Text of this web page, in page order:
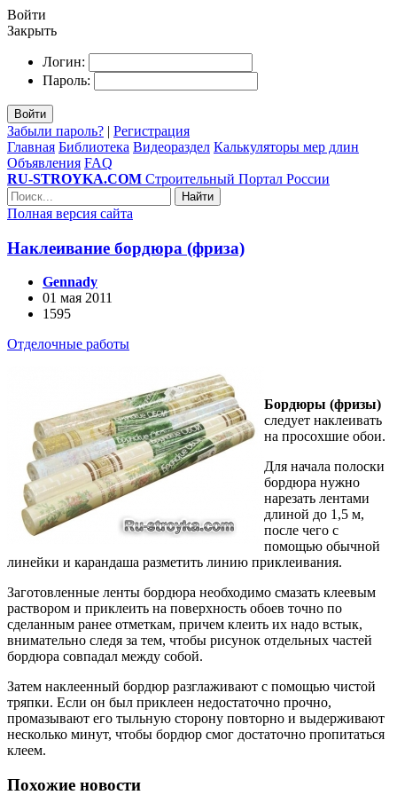
Войти
Закрыть
Логин:
Пароль:
Войти
Забыли пароль? | Регистрация
Главная Библиотека Видеораздел Калькуляторы мер длин
Объявления FAQ
RU-STROYKA.COM Строительный Портал России
Найти
Полная версия сайта
Наклеивание бордюра (фриза)
Gennady
01 мая 2011
1595
Отделочные работы
Бордюры (фризы)
следует наклеивать
на просохшие обои.
Для начала полоски
бордюра нужно
нарезать лентами
длиной до 1,5 м,
после чего с
помощью обычной
линейки и карандаша разметить линию приклеивания.
Заготовленные ленты бордюра необходимо смазать клеевым
раствором и приклеить на поверхность обоев точно по
сделанным ранее отметкам, причем клеить их надо встык,
внимательно следя за тем, чтобы рисунок отдельных частей
бордюра совпадал между собой.
Затем наклеенный бордюр разглаживают с помощью чистой
тряпки. Если он был при­клеен недостаточно прочно,
промазывают его тыльную сторону повторно и выдерживают
несколько минут, чтобы бордюр смог достаточно пропитаться
клеем.
Похожие новости